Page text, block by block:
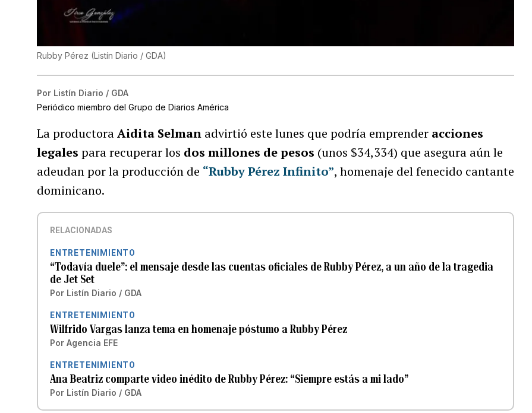
Rubby Pérez (Listín Diario / GDA)
Por Listín Diario / GDA
Periódico miembro del Grupo de Diarios América
La productoraAidita Selman advirtió este lunes que podría emprender acciones
legalespara recuperar los dos millones de pesos (unos $34,334) que asegura aún le
adeudan por la producción de “Rubby Pérez Infinito”, homenaje del fenecido cantante
dominicano.
RELACIONADAS
ENTRETENIMIENTO
“Todavía duele”: el mensaje desde las cuentas oficiales de Rubby Pérez, a un año de la tragedia
de Jet Set
Por Listín Diario / GDA
ENTRETENIMIENTO
Wilfrido Vargas lanza tema en homenaje póstumo a Rubby Pérez
Por Agencia EFE
ENTRETENIMIENTO
Ana Beatriz comparte video inédito de Rubby Pérez: “Siempre estás a mi lado”
Por Listín Diario / GDA